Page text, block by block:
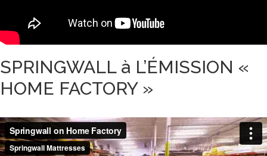
SPRINGWALL à L’ÉMISSION «
HOME FACTORY »